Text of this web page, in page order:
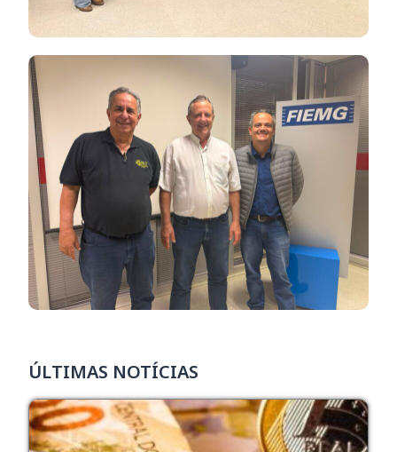
ÚLTIMAS NOTÍCIAS